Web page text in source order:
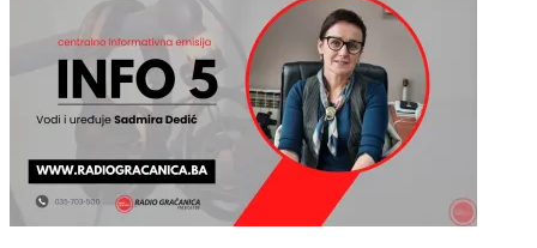
INFO 5 – 05.08.2026